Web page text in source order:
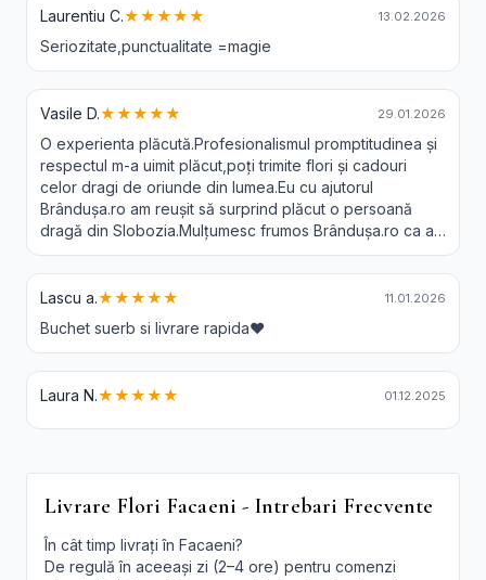
Laurentiu C.★★★★★ 13.02.2026
Seriozitate,punctualitate =magie
Vasile D.★★★★★ 29.01.2026
O experienta plăcută.Profesionalismul promptitudinea și
respectul m-a uimit plăcut,poți trimite flori și cadouri
celor dragi de oriunde din lumea.Eu cu ajutorul
Brândușa.ro am reușit să surprind plăcut o persoană
dragă din Slobozia.Mulțumesc frumos Brândușa.ro ca a-
ți făcut posibil acest lucru.Recomand 😘❤️
Lascu a.★★★★★ 11.01.2026
Buchet suerb si livrare rapida❤️
Laura N.★★★★★ 01.12.2025
Livrare Flori Facaeni - Intrebari Frecvente
În cât timp livrați în Facaeni?
De regulă în aceeași zi (2–4 ore) pentru comenzi